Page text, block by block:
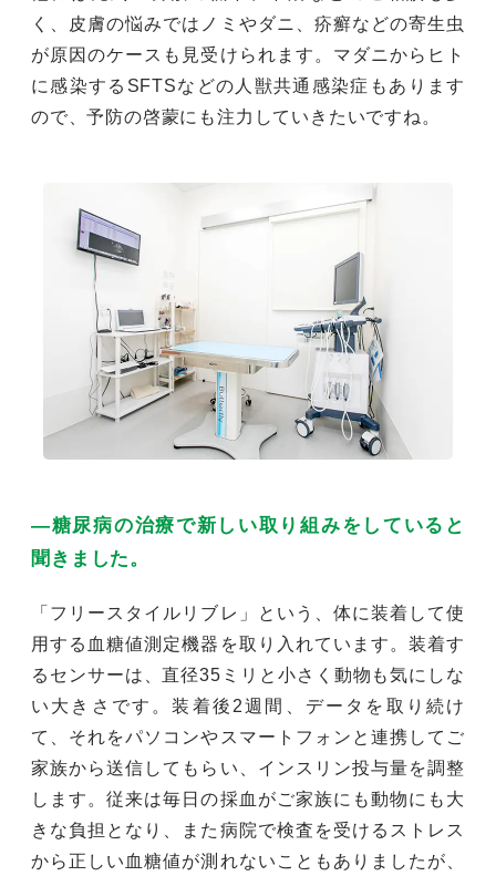
く、皮膚の悩みではノミやダニ、疥癬などの寄生虫
が原因のケースも見受けられます。マダニからヒト
に感染するSFTSなどの人獣共通感染症もあります
ので、予防の啓蒙にも注力していきたいですね。
―糖尿病の治療で新しい取り組みをしていると
聞きました。
「フリースタイルリブレ」という、体に装着して使
用する血糖値測定機器を取り入れています。装着す
るセンサーは、直径35ミリと小さく動物も気にしな
い大きさです。装着後2週間、データを取り続け
て、それをパソコンやスマートフォンと連携してご
家族から送信してもらい、インスリン投与量を調整
します。従来は毎日の採血がご家族にも動物にも大
きな負担となり、また病院で検査を受けるストレス
から正しい血糖値が測れないこともありましたが、